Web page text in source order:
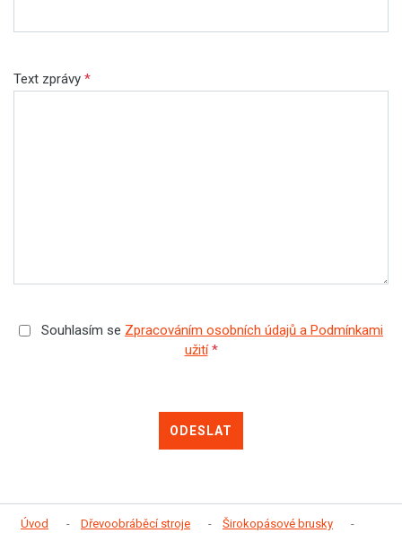
Text zprávy *
Souhlasím se Zpracováním osobních údajů a Podmínkami
užití *
ODESLAT
Úvod Dřevoobráběcí stroje
Širokopásové brusky